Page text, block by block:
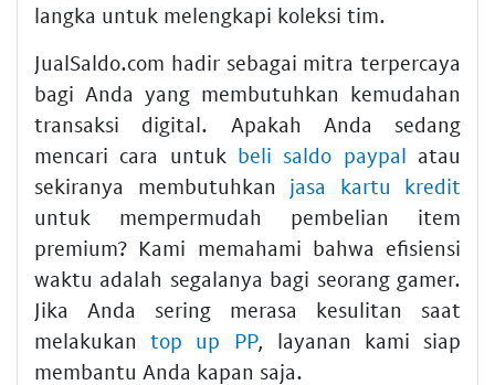
langka untuk melengkapi koleksi tim.
JualSaldo.com hadir sebagai mitra terpercaya
bagi Anda yang membutuhkan kemudahan
transaksi digital. Apakah Anda sedang
mencari cara untuk beli saldo paypal atau
sekiranya membutuhkan jasa kartu kredit
untuk mempermudah pembelian item
premium? Kami memahami bahwa efisiensi
waktu adalah segalanya bagi seorang gamer.
Jika Anda sering merasa kesulitan saat
melakukantop up PP, layanan kami siap
membantu Anda kapan saja.